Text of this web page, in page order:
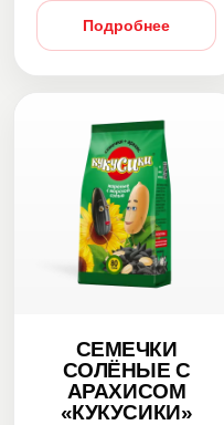
Подробнее
СЕМЕЧКИ
СОЛЁНЫЕ С
АРАХИСОМ
«КУКУСИКИ»